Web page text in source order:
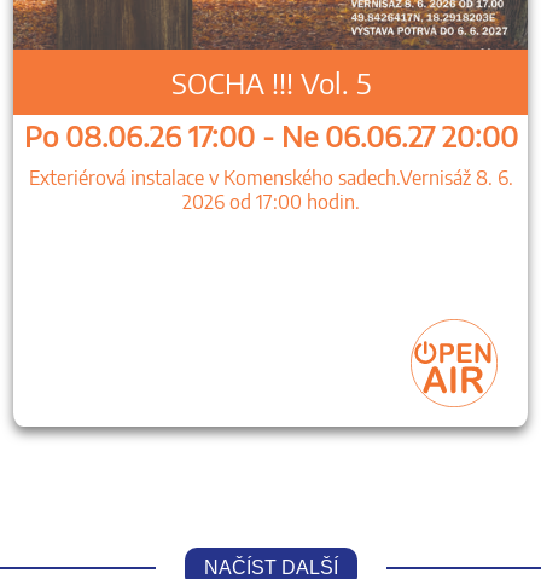
SOCHA !!! Vol. 5
Po 08.06.26 17:00 - Ne 06.06.27 20:00
Exteriérová instalace v Komenského sadech.Vernisáž 8. 6.
2026 od 17:00 hodin.
NAČÍST DALŠÍ